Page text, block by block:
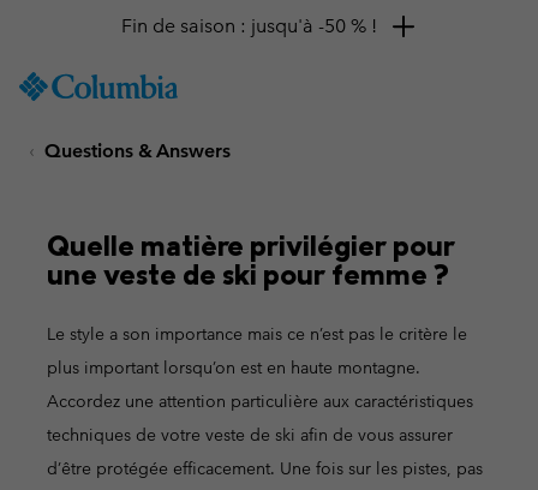
TO
SKIP
SKIP
TO
Fin de saison : jusqu'à -50 % !
Questions & Answers
Quelle matière privilégier pour
une veste de ski pour femme ?
Le style a son importance mais ce n’est pas le critère le
plus important lorsqu’on est en haute montagne.
Accordez une attention particulière aux caractéristiques
techniques de votre veste de ski afin de vous assurer
d’être protégée efficacement. Une fois sur les pistes, pas